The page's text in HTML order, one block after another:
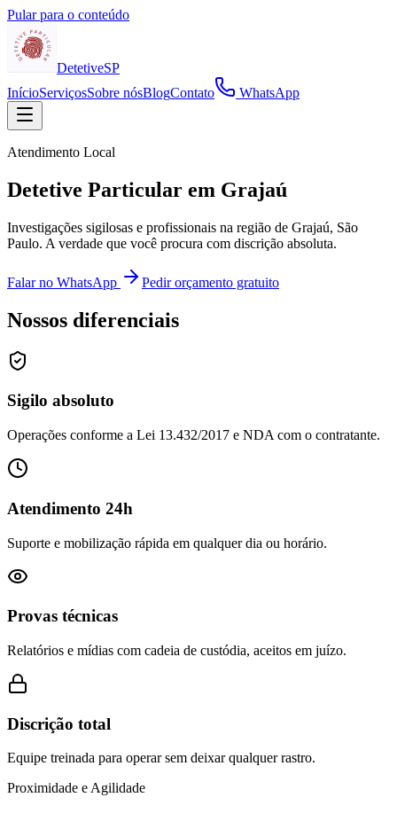
Pular para o conteúdo
DetetiveSP
InícioServiçosSobre nósBlogContato WhatsApp
Atendimento Local
Detetive Particular em Grajaú
Investigações sigilosas e profissionais na região de Grajaú, São
Paulo. A verdade que você procura com discrição absoluta.
Falar no WhatsApp Pedir orçamento gratuito
Nossos diferenciais
Sigilo absoluto
Operações conforme a Lei 13.432/2017 e NDA com o contratante.
Atendimento 24h
Suporte e mobilização rápida em qualquer dia ou horário.
Provas técnicas
Relatórios e mídias com cadeia de custódia, aceitos em juízo.
Discrição total
Equipe treinada para operar sem deixar qualquer rastro.
Proximidade e Agilidade